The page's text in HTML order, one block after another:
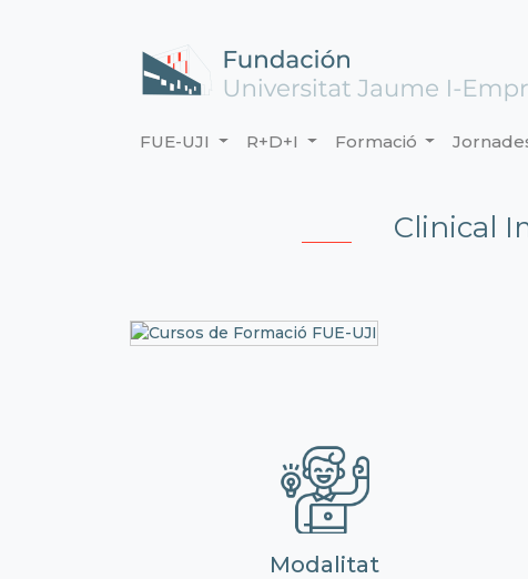
FUE-UJI R+D+I Formació
Clinical
Modalitat